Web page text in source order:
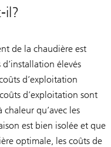
il?
de la chaudière est
élevés
d’exploitation
d’exploitation sont
qu’avec les
est bien isolée et que
optimale, les coûts de